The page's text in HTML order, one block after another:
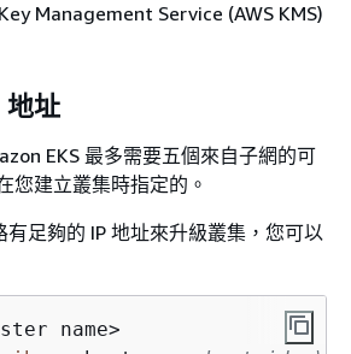
Management Service (AWS KMS)
地址
EKS 最多需要五個來自子網的可
您建立叢集時指定的。
足夠的 IP 地址來升級叢集，您可以
name>